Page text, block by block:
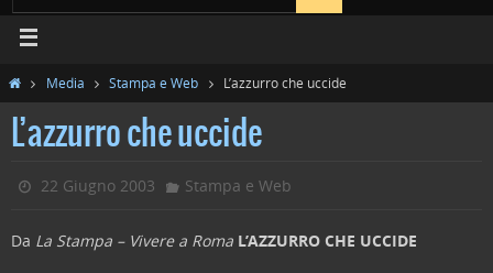
Media Stampa e Web L’azzurro che uccide
L’azzurro che uccide
22 Giugno 2003 Stampa e Web
Da La Stampa – Vivere a Roma L’AZZURRO CHE UCCIDE